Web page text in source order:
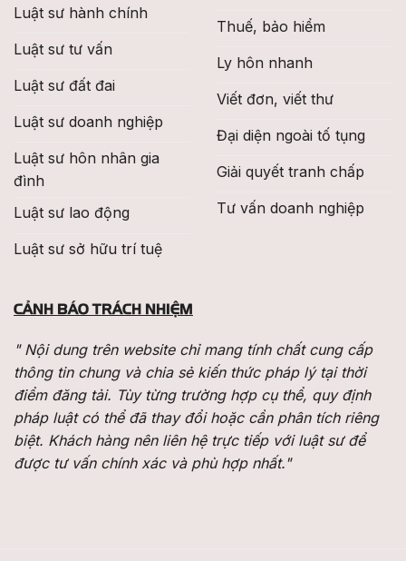
Luật sư hành chính
Luật sư tư vấn
Luật sư đất đai
Luật sư doanh nghiệp
Luật sư hôn nhân gia
đình
Luật sư lao động
Luật sư sở hữu trí tuệ
Thuế, bảo hiểm
Ly hôn nhanh
Viết đơn, viết thư
Đại diện ngoài tố tụng
Giải quyết tranh chấp
Tư vấn doanh nghiệp
CẢNH BÁO TRÁCH NHIỆM
" Nội dung trên website chỉ mang tính chất cung cấp
thông tin chung và chia sẻ kiến thức pháp lý tại thời
điểm đăng tải. Tùy từng trường hợp cụ thể, quy định
pháp luật có thể đã thay đổi hoặc cần phân tích riêng
biệt. Khách hàng nên liên hệ trực tiếp với luật sư để
được tư vấn chính xác và phù hợp nhất."